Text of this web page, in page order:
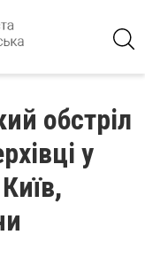
обстріл
у